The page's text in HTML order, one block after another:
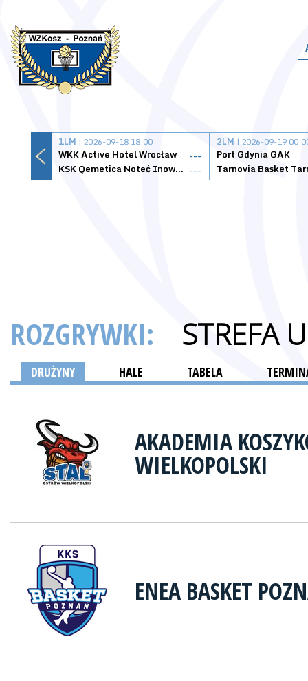
1LM | 2026-09-18 18:00
WKK Active Hotel Wrocław
---
KSK Qemetica Noteć Inowrocław ---
2LM | 2026-09-19
Port Gdynia GAK
ROZGRYWKI: STREFA
DRUŻYNY HALE TABELA
AKADEMIA
WIELKOPOLSKI
ENEA BASKET